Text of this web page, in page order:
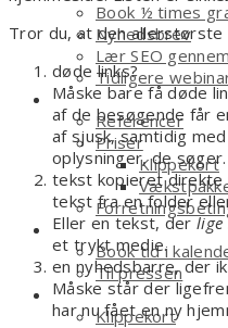
Book ½ times
Nyhedsbrev
Lær SEO
Tidligere
Om
Referencer
Priser
Klippekort
Kontakt
Book tid i
Til pressen
Shop
Klippekort
Tror du, at den allerstørste
døde links?
Måske bare få døde
af de besøgende får
af sjusk, samtidig
oplysninger, de søger.
tekst kopieret direkte
tekst fra en folder
Eller en tekst, derlige
et trykt medie.
en nyhedsbarre, der
Måske står der
har nu fået en ny